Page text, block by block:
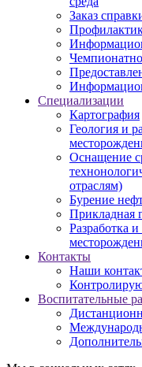
Заказ
Специализации
Картография
Геология и
Оснащение
отраслям)
Бурение
Прикладная
Разработка
Контакты
Наши
Воспитательные